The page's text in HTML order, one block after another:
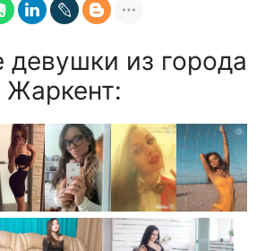
девушки из города
Жаркент: